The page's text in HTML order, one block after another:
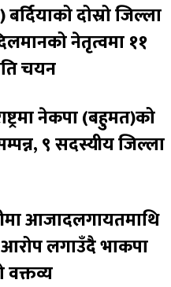
दोस्रो जिल्ला
नेतृत्वमा ११
चयन
नेकपा (बहुमत)को
९ सदस्यीय जिल्ला
आजादलगायतमाथि
लगाउँदै भाकपा
वक्तव्य